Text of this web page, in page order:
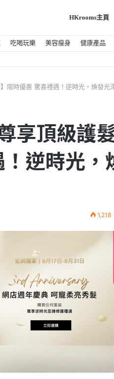
HKrooms主頁
吃喝玩樂 美容瘦身 健康產品
限時優惠 驚喜禮遇！逆時光，煥發光
享頂級護
逆時光，
1,218